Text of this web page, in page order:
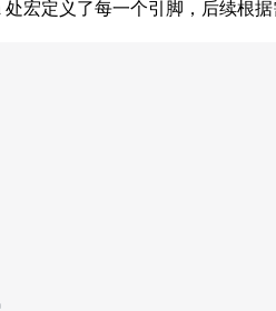
处宏定义了每一个引脚，后续根据